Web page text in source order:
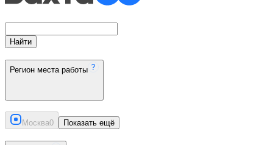
Найти
Регион места работы
Москва0 Показать ещё